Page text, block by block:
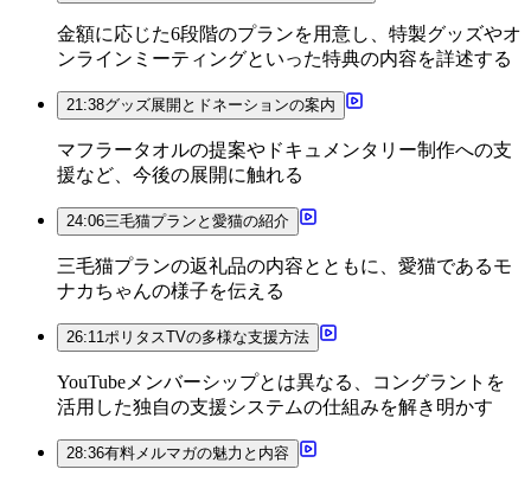
金額に応じた6段階のプランを用意し、特製グッズやオ
ンラインミーティングといった特典の内容を詳述する
21:38グッズ展開とドネーションの案内
マフラータオルの提案やドキュメンタリー制作への支
援など、今後の展開に触れる
24:06三毛猫プランと愛猫の紹介
三毛猫プランの返礼品の内容とともに、愛猫であるモ
ナカちゃんの様子を伝える
26:11ポリタスTVの多様な支援方法
YouTubeメンバーシップとは異なる、コングラントを
活用した独自の支援システムの仕組みを解き明かす
28:36有料メルマガの魅力と内容